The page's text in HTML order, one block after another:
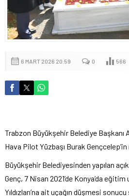
6 MART 2026 20:59 0 566
Trabzon Büyükşehir Belediye Başkanı
Hava Pilot Yüzbaşı Burak
Büyükşehir Belediyesinden yapılan
Genç, 7 Nisan 2021’de Konya’da eğitim
Yıldızları’na ait uçağın düşmesi